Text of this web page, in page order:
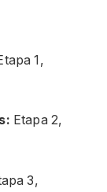
1,
Etapa 2,
3,